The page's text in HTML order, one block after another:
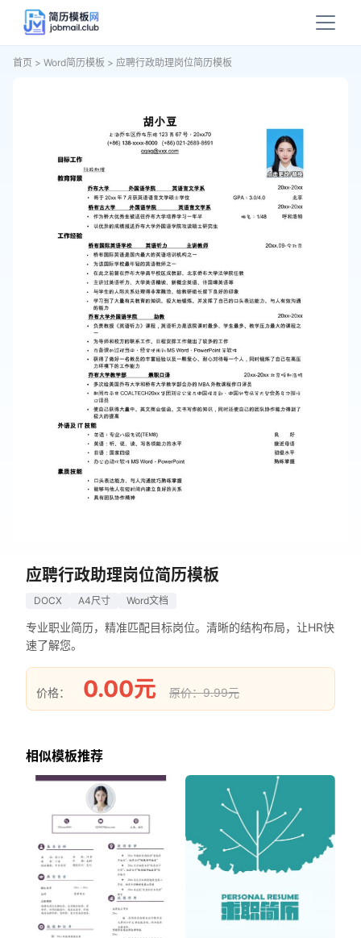
首页 > Word简历模板 > 应聘行政助理岗位简历模板
应聘行政助理岗位简历模板
DOCX A4尺寸 Word文档
专业职业简历，精准匹配目标岗位。清晰的结构布局，让HR快
速了解您。
价格： 0.00元 原价：9.99元
相似模板推荐